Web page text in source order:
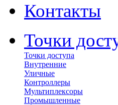
Контакты
Точки
Точки доступа
Внутренние
Уличные
Контроллеры
Мультиплексоры
Промышленные